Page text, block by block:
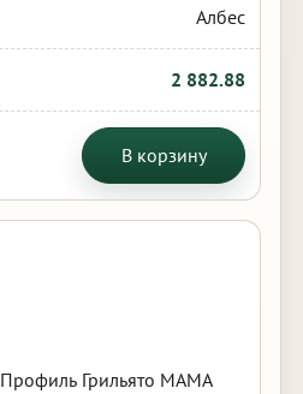
Албес
2 882.88
В корзину
Профиль Грильято МАМА